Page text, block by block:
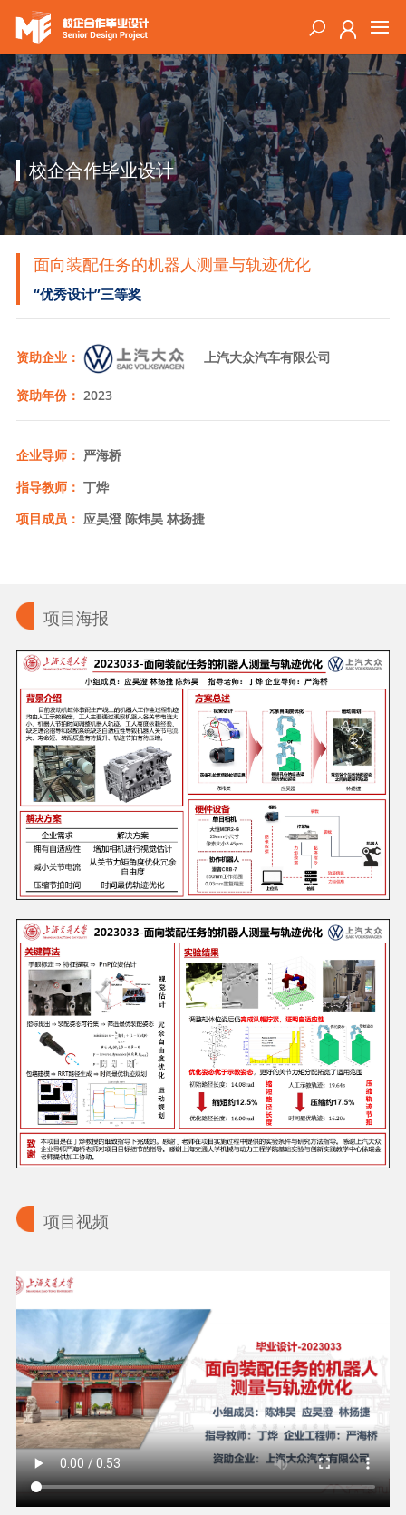
校企合作毕业设计
面向装配任务的机器人测量与轨迹优化
“优秀设计”三等奖
资助企业： 上汽大众汽车有限公司
资助年份： 2023
企业导师： 严海桥
指导教师： 丁烨
项目成员： 应昊澄 陈炜昊 林扬捷
项目海报
项目视频